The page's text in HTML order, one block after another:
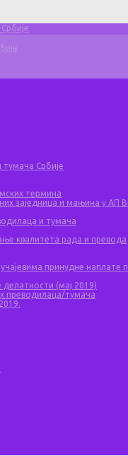
тумача Србије
термина
заједница и мањина у АП
и тумача
квалитета рада и превода
принудне наплате
(мај 2019)
преводилаца/тумача